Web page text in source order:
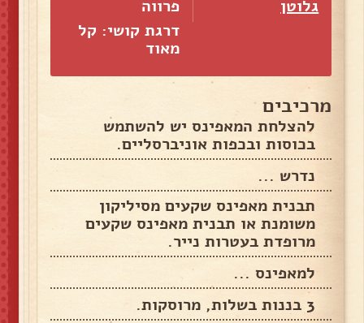
גלוטן
פרווה
דרגת קושי: קל
מאוד
מרכיבים
להצלחת המאפינס יש להשתמש
בכוסות ובכפות אוניברסליים.
נדרש ...
תבנית מאפינס שקעים מסיליקון
משומנת או תבנית מאפינס שקעים
מרופדת בעטרות נייר.
למאפינס ...
3 בננות בשלות, מרוסקות.